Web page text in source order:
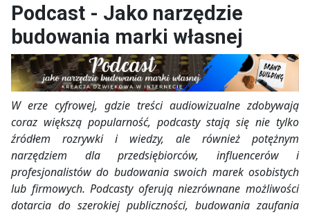
Podcast - Jako narzędzie
budowania marki własnej
W erze cyfrowej, gdzie treści audiowizualne zdobywają
coraz większą popularność, podcasty stają się nie tylko
źródłem rozrywki i wiedzy, ale również potężnym
narzędziem dla przedsiębiorców, influencerów i
profesjonalistów do budowania swoich marek osobistych
lub firmowych. Podcasty oferują niezrównane możliwości
dotarcia do szerokiej publiczności, budowania zaufania